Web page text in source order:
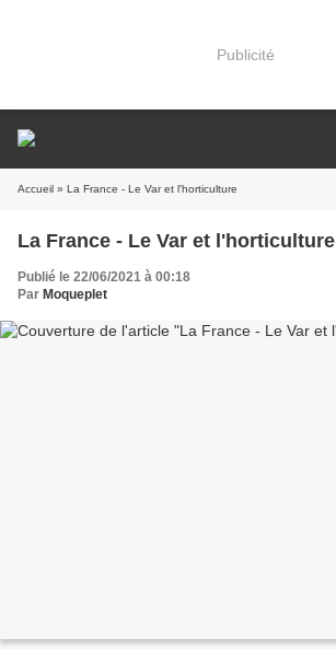
Publicité
Accueil » La France - Le Var et l'horticulture
La France - Le Var et l'horticulture
Publié le 22/06/2021 à 00:18
Par Moqueplet